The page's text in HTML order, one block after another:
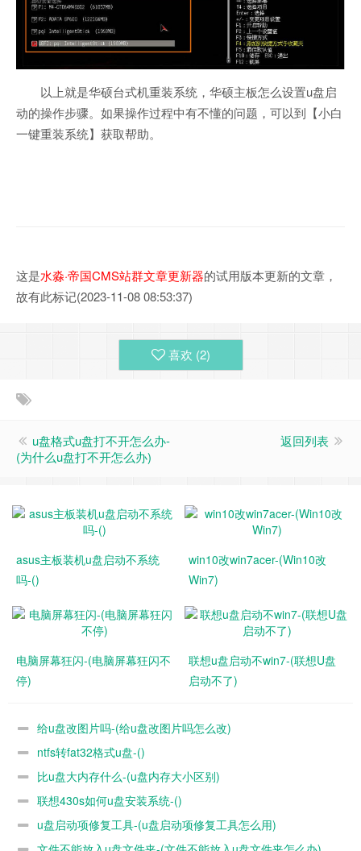
以上就是华硕台式机重装系统，华硕主板怎么设置u盘启
动的操作步骤。如果操作过程中有不懂的问题，可以到【小白
一键重装系统】获取帮助。
这是水淼·帝国CMS站群文章更新器的试用版本更新的文章，
故有此标记(2023-11-08 08:53:37)
喜欢 (2)
u盘格式u盘打不开怎么办-
(为什么u盘打不开怎么办)
返回列表
asus主板装机u盘启动不系统
吗-()
win10改win7acer-(Win10改
Win7)
电脑屏幕狂闪-(电脑屏幕狂闪不
停)
联想u盘启动不win7-(联想U盘
启动不了)
给u盘改图片吗-(给u盘改图片吗怎么改)
ntfs转fat32格式u盘-()
比u盘大内存什么-(u盘内存大小区别)
联想430s如何u盘安装系统-()
u盘启动项修复工具-(u盘启动项修复工具怎么用)